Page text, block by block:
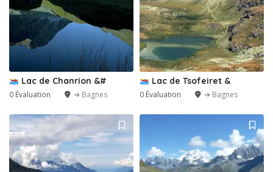
Lac de Chanrion &#
0 Évaluation ➔ Bagnes
Lac de Tsofeiret &
0 Évaluation ➔ Bagnes